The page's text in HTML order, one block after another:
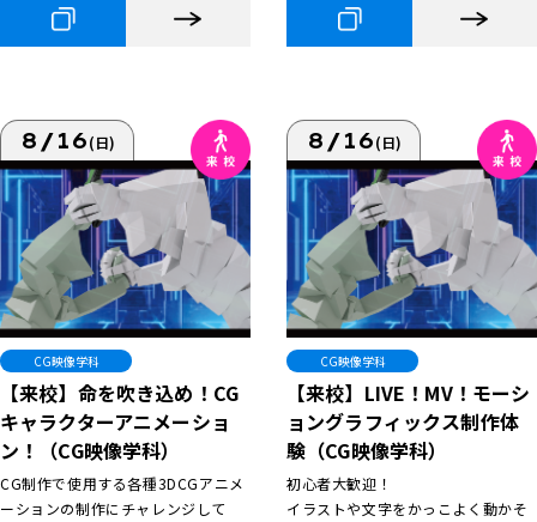
8/16(日)
CG映像学科
【来校】命を吹き込め！CG
キャラクターアニメーショ
ン！（CG映像学科）
CG制作で使用する各種3DCGアニメ
ーションの制作にチャレンジして
8/16(日)
CG映像学科
【来校】LIVE！MV！モーシ
ョングラフィックス制作体
験（CG映像学科）
初心者大歓迎！
イラストや文字をかっこよく動かそ